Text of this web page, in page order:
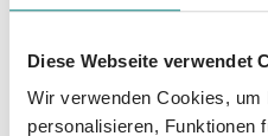
Diese Webseite verwendet
Wir verwenden Cookies, um
personalisieren, Funktionen
in aller Gelassenheit
was sie konnte und ein
– auch wenn es